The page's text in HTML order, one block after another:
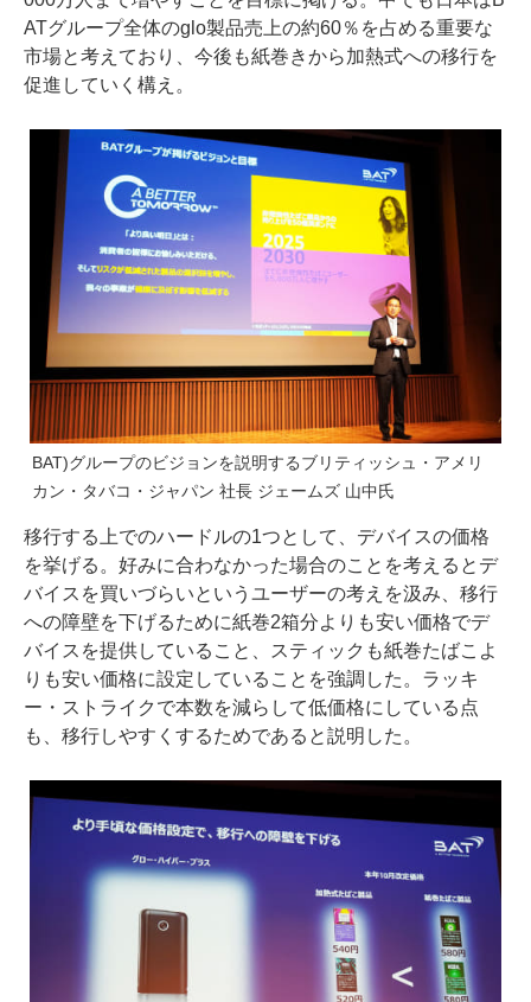
ATグループ全体のglo製品売上の約60％を占める重要な
市場と考えており、今後も紙巻きから加熱式への移行を
促進していく構え。
BAT)グループのビジョンを説明するブリティッシュ・アメリ
カン・タバコ・ジャパン 社長 ジェームズ 山中氏
移行する上でのハードルの1つとして、デバイスの価格
を挙げる。好みに合わなかった場合のことを考えるとデ
バイスを買いづらいというユーザーの考えを汲み、移行
への障壁を下げるために紙巻2箱分よりも安い価格でデ
バイスを提供していること、スティックも紙巻たばこよ
りも安い価格に設定していることを強調した。ラッキ
ー・ストライクで本数を減らして低価格にしている点
も、移行しやすくするためであると説明した。